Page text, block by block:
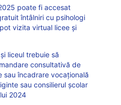
poate fi accesat
întâlniri cu psihologi
vizita virtual licee și
liceul trebuie să
consultativă de
sau încadrare vocațională
sau consilierul școlar
2024